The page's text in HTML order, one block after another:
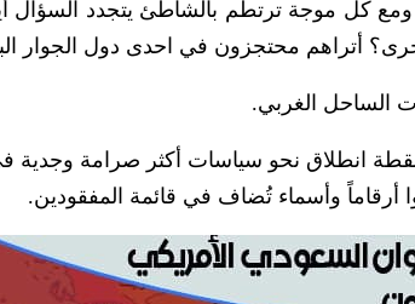
ومع كل موجة ترتطم بالشاطئ يتجدد السؤال
أخرى؟ أتراهم محتجزون في احدى دول الجوار
الساحل الغربي.
انطلاق نحو سياسات أكثر صرامة وجدية
أرقاماً وأسماء تُضاف في قائمة المفقودين.